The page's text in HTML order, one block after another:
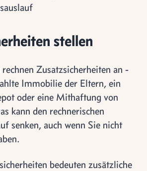
stellen
Zusatzsicherheiten an -
Immobilie der Eltern, ein
oder eine Mithaftung von
kann den rechnerischen
senken, auch wenn Sie nicht
bedeuten zusätzliche